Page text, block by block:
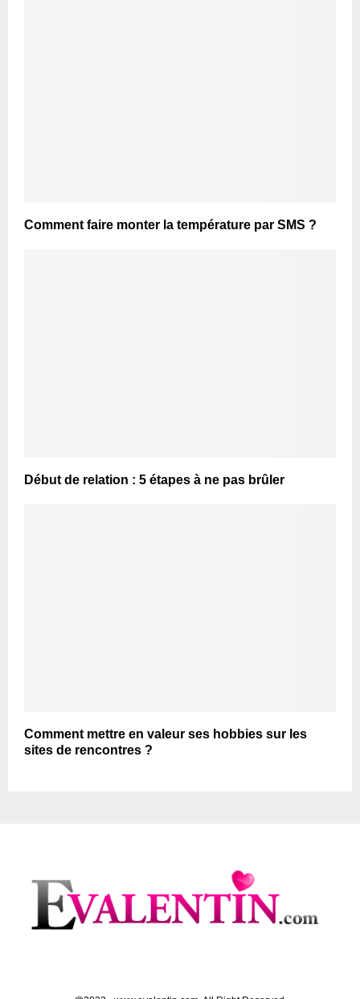
Comment faire monter la température par SMS ?
Début de relation : 5 étapes à ne pas brûler
Comment mettre en valeur ses hobbies sur les
sites de rencontres ?